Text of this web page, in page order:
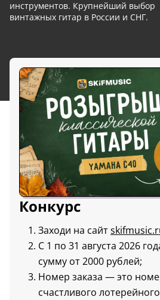
инструментов. Крупнейший выбор
винтажных гитар в России и СНГ.
Конкурс
Заходи на сайт
С 1 по 31 августа 2026
сумму от 2000 рублей;
Номер заказа — это
счастливого